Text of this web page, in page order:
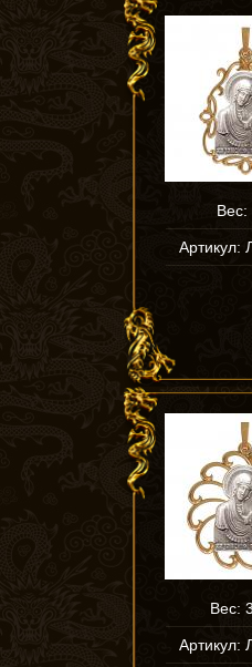
Вес:
Артикул:
Вес:
Артикул: